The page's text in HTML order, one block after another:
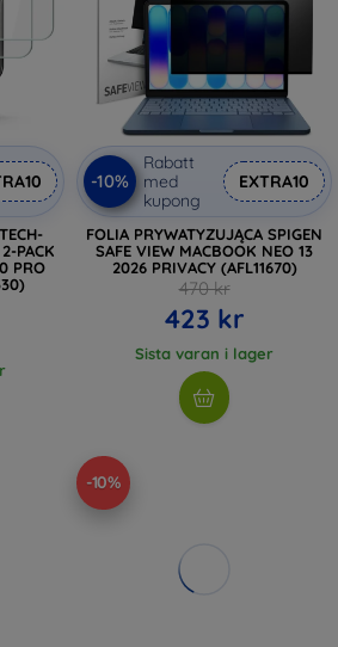
PACK
PRO
-10%
Rabatt
med
kupong
EXTRA10
FOLIA PRYWATYZUJĄCA SPIGEN
SAFE VIEW MACBOOK NEO 13
2026 PRIVACY (AFL11670)
470 kr
423 kr
Sista varan i lager
-10%